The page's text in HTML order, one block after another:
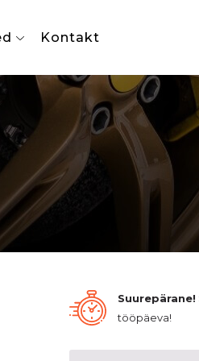
Kontakt
Suurepärane!
tööpäeva!